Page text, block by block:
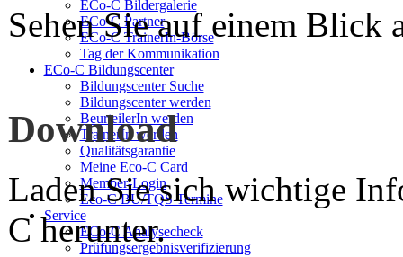
ECo-C Bildergalerie
ECo-C Partner
ECo-C TrainerIn-Börse
Tag der Kommunikation
ECo-C Bildungscenter
Bildungscenter Suche
Bildungscenter werden
BeurteilerIn werden
TrainerIn werden
Qualitätsgarantie
Meine Eco-C Card
Member-Login
Eco-C BU/TQS Termine
Service
ECo-C Analysecheck
Prüfungsergebnisverifizierung
Sehen Sie auf einem Blick
Download
Laden Sie sich wichtige
C herunter.